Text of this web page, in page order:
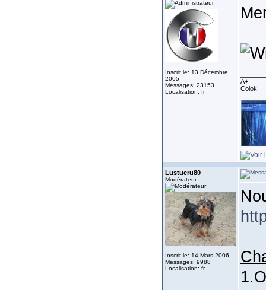
Inscrit le: 13 Décembre
2005
Messages: 23153
Localisation: fr
A+
Colok
Lustucru80
Modérateur
Inscrit le: 14 Mars 2006
Messages: 9988
Localisation: fr